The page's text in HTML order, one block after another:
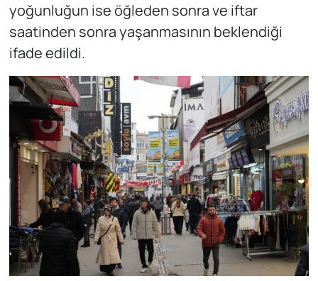
yoğunluğun ise öğleden sonra ve iftar
saatinden sonra yaşanmasının beklendiği
ifade edildi.